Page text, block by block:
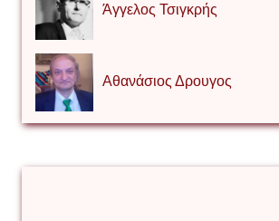
Άγγελος Τσιγκρής
Αθανάσιος Δρουγος